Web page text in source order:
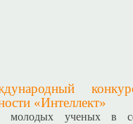
«Интеллект»
ученых в